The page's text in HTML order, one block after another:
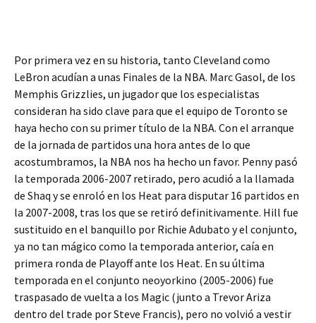
Por primera vez en su historia, tanto Cleveland como
LeBron acudían a unas Finales de la NBA. Marc Gasol, de los
Memphis Grizzlies, un jugador que los especialistas
consideran ha sido clave para que el equipo de Toronto se
haya hecho con su primer título de la NBA. Con el arranque
de la jornada de partidos una hora antes de lo que
acostumbramos, la NBA nos ha hecho un favor. Penny pasó
la temporada 2006-2007 retirado, pero acudió a la llamada
de Shaq y se enroló en los Heat para disputar 16 partidos en
la 2007-2008, tras los que se retiró definitivamente. Hill fue
sustituido en el banquillo por Richie Adubato y el conjunto,
ya no tan mágico como la temporada anterior, caía en
primera ronda de Playoff ante los Heat. En su última
temporada en el conjunto neoyorkino (2005-2006) fue
traspasado de vuelta a los Magic (junto a Trevor Ariza
dentro del trade por Steve Francis), pero no volvió a vestir